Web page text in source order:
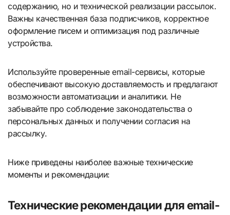
содержанию, но и технической реализации рассылок.
Важны качественная база подписчиков, корректное
оформление писем и оптимизация под различные
устройства.
Используйте проверенные email-сервисы, которые
обеспечивают высокую доставляемость и предлагают
возможности автоматизации и аналитики. Не
забывайте про соблюдение законодательства о
персональных данных и получении согласия на
рассылку.
Ниже приведены наиболее важные технические
моменты и рекомендации:
Технические рекомендации для email-